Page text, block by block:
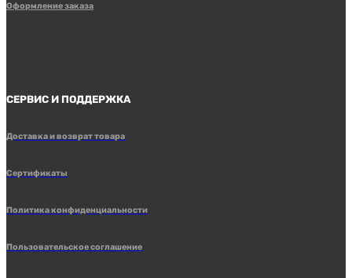
Оформление заказа
СЕРВИС И ПОДДЕРЖКА
Доставка и возврат товара
Сертификаты
Политика конфиденциальности
Пользовательское соглашение